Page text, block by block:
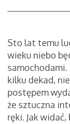
Sto lat temu
wieku niebo
kilku dekad,
postępem
że sztuczna
ręki. Jak